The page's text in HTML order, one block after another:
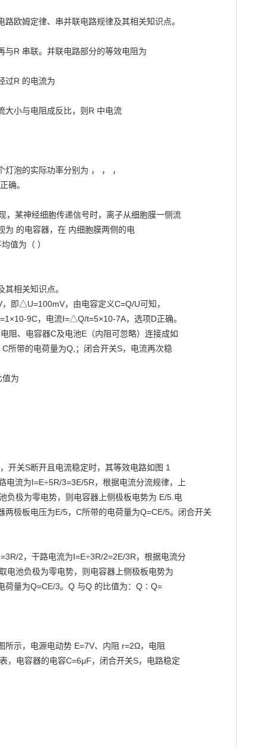
欧姆定律、串并联电路规律及其相关知识点。
与R 串联。并联电路部分的等效电阻为
过R 的电流为
大小与电阻成反比，则R 中电流
泡的实际功率分别为 ， ， ，
确。
，某神经细胞传递信号时，离子从细胞膜一侧流
为 的电容器，在 内细胞膜两侧的电
值为（ ）
相关知识点。
即△U=100mV，由电容定义C=Q/U可知，
9C，电流I=△Q/t=5×10-7A，选项D正确。
阻、电容器C及电池E（内阻可忽略）连接成如
所带的电荷量为Q,；闭合开关S，电流再次稳
值为
开关S断开且电流稳定时，其等效电路如图 1
电流为I=E÷5R/3=3E/5R，根据电流分流规律，上
负极为零电势，则电容器上侧极板电势为 E/5.电
两极板电压为E/5，C所带的电荷量为Q=CE/5。闭合开关
2，干路电流为I=E÷3R/2=2E/3R，根据电流分
电池负极为零电势，则电容器上侧极板电势为
荷量为Q=CE/3。Q 与Q 的比值为：Q∶Q=
示，电源电动势 E=7V、内阻 r=2Ω，电阻
，电容器的电容C=6μF，闭合开关S，电路稳定